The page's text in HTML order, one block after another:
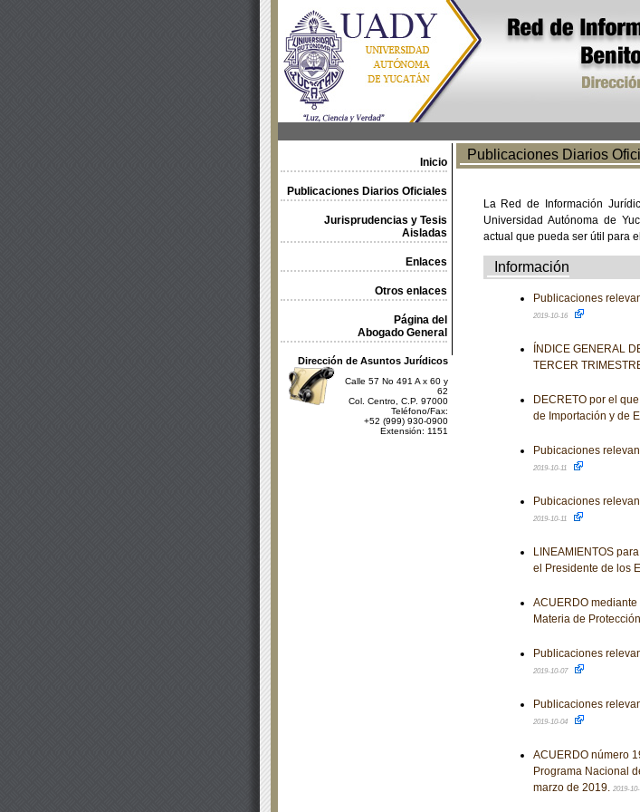
Inicio
Publicaciones Diarios Oficiales
Jurisprudencias y Tesis
Aisladas
Enlaces
Otros enlaces
Página del
Abogado General
Dirección de Asuntos Jurídicos
Calle 57 No 491 A x 60 y
62
Col. Centro, C.P. 97000
Teléfono/Fax:
+52 (999) 930-0900
Extensión: 1151
Publicaciones Diarios
La Red de Información
Universidad Autónoma de
actual que pueda ser útil para
Información
Publicaciones
2019-10-16
ÍNDICE GENERAL
TERCER
DECRETO por el
de Importación y de
Pubicaciones
2019-10-11
Pubicaciones
2019-10-11
LINEAMIENTOS
el Presidente de los
ACUERDO
Materia de
Publicaciones
2019-10-07
Publicaciones
2019-10-04
ACUERDO número
Programa Nacional
marzo de 2019. 2019-